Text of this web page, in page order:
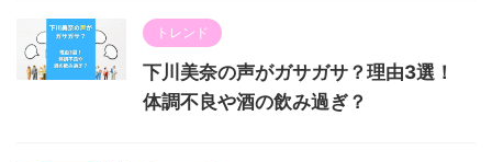
トレンド
下川美奈の声がガサガサ？理由3選！
体調不良や酒の飲み過ぎ？